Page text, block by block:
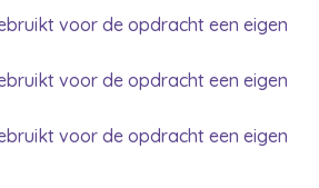
voor de opdracht een eigen
voor de opdracht een eigen
voor de opdracht een eigen